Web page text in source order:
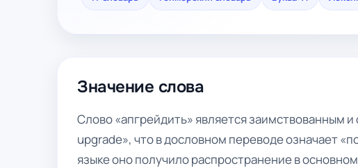
Значение слова
Слово «апгрейдить» является заимствованным
upgrade», что в дословном переводе означает
языке оно получило распространение в